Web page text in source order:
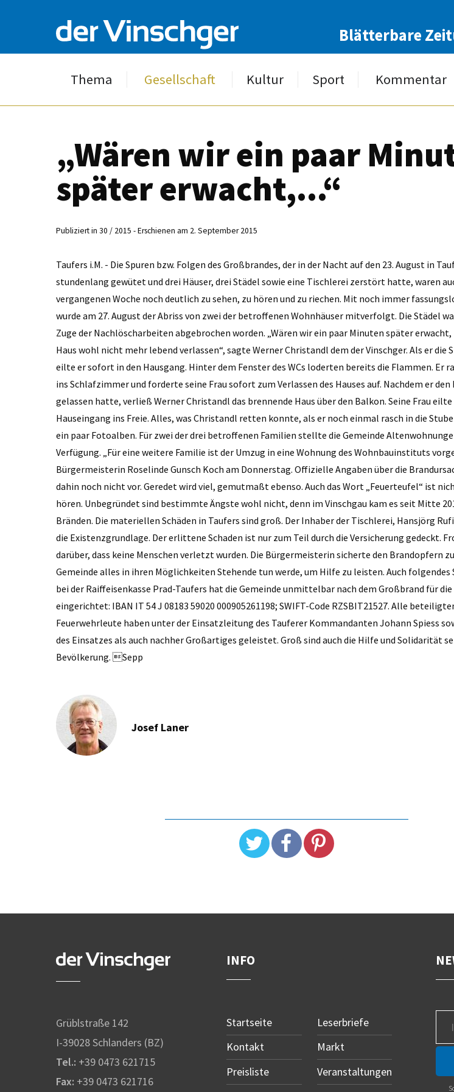
Blätterbare
Thema Gesellschaft Kultur Sport Kommentar
„Wären wir ein paar
später erwacht,...“
Publiziert in 30 / 2015 - Erschienen am 2. September 2015
Taufers i.M. - Die Spuren bzw. Folgen des Großbrandes, der in der Nacht auf den 23. August in
stundenlang gewütet und drei Häuser, drei Städel sowie eine Tischlerei zerstört hatte, waren
vergangenen Woche noch deutlich zu sehen, zu hören und zu riechen. Mit noch immer
wurde am 27. August der Abriss von zwei der betroffenen Wohnhäuser mitverfolgt. Die Städel
Zuge der Nachlöscharbeiten abgebrochen worden. „Wären wir ein paar Minuten später
Haus wohl nicht mehr lebend verlassen“, sagte Werner Christandl dem der Vinschger. Als er die
eilte er sofort in den Hausgang. Hinter dem Fenster des WCs loderten bereits die Flammen. Er
ins Schlafzimmer und forderte seine Frau sofort zum Verlassen des Hauses auf. Nachdem er den
gelassen hatte, verließ Werner Christandl das brennende Haus über den Balkon. Seine Frau eilte
Hauseingang ins Freie. Alles, was Christandl retten konnte, als er noch einmal rasch in die
ein paar Fotoalben. Für zwei der drei betroffenen Familien stellte die Gemeinde
Verfügung. „Für eine weitere Familie ist der Umzug in eine Wohnung des Wohnbauinstituts
Bürgermeisterin Roselinde Gunsch Koch am Donnerstag. Offizielle Angaben über die
dahin noch nicht vor. Geredet wird viel, gemutmaßt ebenso. Auch das Wort „Feuerteufel“ ist
hören. Unbegründet sind bestimmte Ängste wohl nicht, denn im Vinschgau kam es seit Mitte
Bränden. Die materiellen Schäden in Taufers sind groß. Der Inhaber der Tischlerei, Hansjörg
die Existenzgrundlage. Der erlittene Schaden ist nur zum Teil durch die Versicherung gedeckt.
darüber, dass keine Menschen verletzt wurden. Die Bürgermeisterin sicherte den Brandopfern
Gemeinde alles in ihren Möglichkeiten Stehende tun werde, um Hilfe zu leisten. Auch folgendes
bei der Raiffeisenkasse Prad-Taufers hat die Gemeinde unmittelbar nach dem Großbrand für
eingerichtet: IBAN IT 54 J 08183 59020 000905261198; SWIFT-Code RZSBIT21527. Alle
Feuerwehrleute haben unter der Einsatzleitung des Tauferer Kommandanten Johann Spiess
des Einsatzes als auch nachher Großartiges geleistet. Groß sind auch die Hilfe und Solidarität
Bevölkerung. Sepp
Josef Laner
Grüblstraße 142
I-39028 Schlanders (BZ)
Tel.: +39 0473 621715
Fax: +39 0473 621716
INFO
Startseite
Kontakt
Preisliste
Leserbriefe
Markt
Veranstaltungen